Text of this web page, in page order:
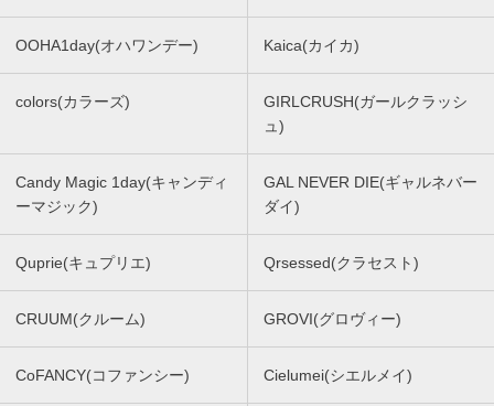
OOHA1day(オハワンデー) Kaica(カイカ)
colors(カラーズ)
GIRLCRUSH(ガールクラッシ
ュ)
Candy Magic 1day(キャンディ
ーマジック)
GAL NEVER DIE(ギャルネバー
ダイ)
Quprie(キュプリエ) Qrsessed(クラセスト)
CRUUM(クルーム) GROVI(グロヴィー)
CoFANCY(コファンシー) Cielumei(シエルメイ)